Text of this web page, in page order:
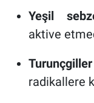
Yeşil
aktive
radikallere